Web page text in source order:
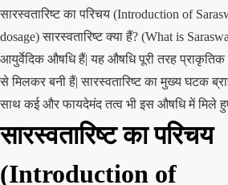
सारस्वतारिष्ट का परिचय (Introduction of
dosage) सारस्वतारिष्ट क्या हैं? (What is
आयुर्वेदिक औषधि हैं| यह औषधि पूरी तरह प्राकृतिक
से मिलकर बनी हैं| सारस्वतारिष्ट का मुख्य घटक
साथ कई और फायदेमंद तत्व भी इस औषधि में मिले
सारस्वतारिष्ट का परिचय
(Introduction of